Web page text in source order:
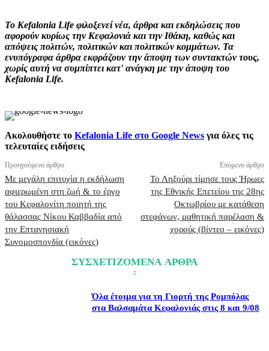
Το Kefalonia Life φιλοξενεί νέα, άρθρα και εκδηλώσεις που
αφορούν κυρίως την Κεφαλονιά και την Ιθάκη, καθώς και
απόψεις πολιτών, πολιτικών και πολιτικών κομμάτων. Τα
ενυπόγραφα άρθρα εκφράζουν την άποψη των συντακτών τους,
χωρίς αυτή να συμπίπτει κατ' ανάγκη με την άποψη του
Kefalonia Life.
Ακολουθήστε το Kefalonia Life στο Google News για όλες τις
τελευταίες ειδήσεις
Προηγούμενο άρθρο
Με μεγάλη επιτυχία η εκδήλωση
αφιερωμένη στη ζωή & το έργο
του Κεφαλονίτη ποιητή της
θάλασσας Νίκου Καββαδία από
την Επτανησιακή
Συνομοσπονδία (εικόνες)
Επόμενο άρθρο
Το Ληξούρι τίμησε τους Ήρωες
της Εθνικής Επετείου της 28ης
Οκτωβρίου με κατάθεση
στεφάνων, μαθητική παρέλαση &
χορούς (βίντεο – εικόνες)
ΣΥΣΧΕΤΙΖΟΜΕΝΑ ΑΡΘΡΑ
Όλα έτοιμα για τη Γιορτή της Ρομπόλας
στα Βαλσαμάτα Κεφαλονιάς στις 8 και 9/08